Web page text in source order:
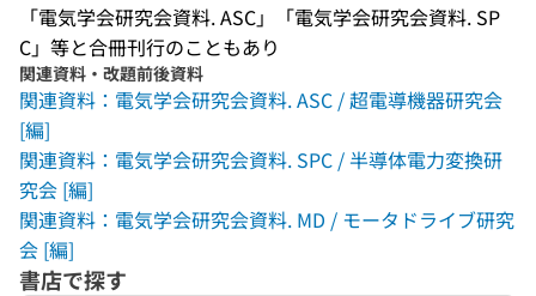
「電気学会研究会資料. ASC」「電気学会研究会資料. SP
C」等と合冊刊行のこともあり
関連資料・改題前後資料
関連資料：電気学会研究会資料. ASC / 超電導機器研究会
[編]
関連資料：電気学会研究会資料. SPC / 半導体電力変換研
究会 [編]
関連資料：電気学会研究会資料. MD / モータドライブ研究
会 [編]
書店で探す